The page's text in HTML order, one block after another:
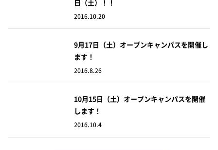
日（土）！！
2016.10.20
9月17日（土）オープンキャンパスを開催し
ます！
2016.8.26
10月15日（土）オープンキャンパスを開催
します！
2016.10.4